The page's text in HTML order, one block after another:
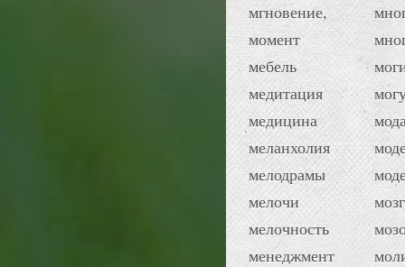
мгновение,
момент
мебель
медитация
медицина
меланхолия
мелодрамы
мелочи
мелочность
менеджмент
мозг